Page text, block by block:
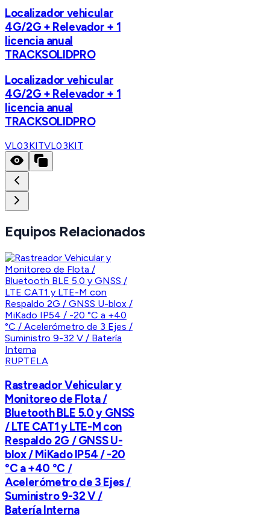
Localizador vehicular
4G/2G + Relevador + 1
licencia anual
TRACKSOLIDPRO
Localizador vehicular
4G/2G + Relevador + 1
licencia anual
TRACKSOLIDPRO
VL03KITVL03KIT
Equipos Relacionados
RUPTELA
Rastreador Vehicular y
Monitoreo de Flota /
Bluetooth BLE 5.0 y GNSS
/ LTE CAT1 y LTE-M con
Respaldo 2G / GNSS U-
blox / MiKado IP54 / -20
°C a +40 °C /
Acelerómetro de 3 Ejes /
Suministro 9-32 V /
Batería Interna